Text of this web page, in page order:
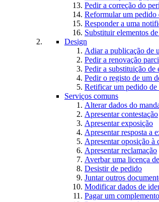
Pedir a correção do
Reformular um pedido
Responder a uma
Substituir elementos
Design
Adiar a publicação de
Pedir a renovação
Pedir a substituição de
Pedir o registo de um
Retificar um pedido de
Serviços comuns
Alterar dados do
Apresentar contestação
Apresentar exposição
Apresentar resposta a
Apresentar oposição à
Apresentar reclamação
Averbar uma licença
Desistir de pedido
Juntar outros
Modificar dados de
Pagar um